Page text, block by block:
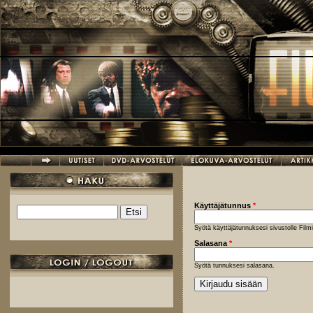
Hyppää pääsisältöön
Hakulomake
Käyttäjätunnus *
Syötä käyttäjätunnuksesi sivustolle
Salasana *
Syötä tunnuksesi salasana.